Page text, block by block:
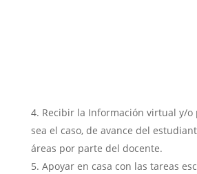
Recibir la Información virtual y/o
sea el caso, de avance del
áreas por parte del docente.
Apoyar en casa con las tareas